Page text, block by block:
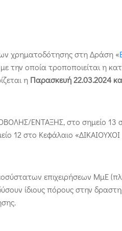
χρηματοδότησης στη Δράση «
την οποία τροποποιείται η
η Παρασκευή 22.03.2024
ΕΝΤΑΞΗΣ, στο σημείο 13
12 στο Κεφάλαιο
επιχειρήσεων ΜμΕ
ίδιους πόρους στην